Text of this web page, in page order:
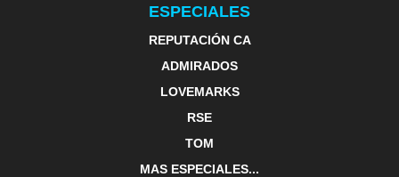
ESPECIALES
REPUTACIÓN CA
ADMIRADOS
LOVEMARKS
RSE
TOM
MAS ESPECIALES...